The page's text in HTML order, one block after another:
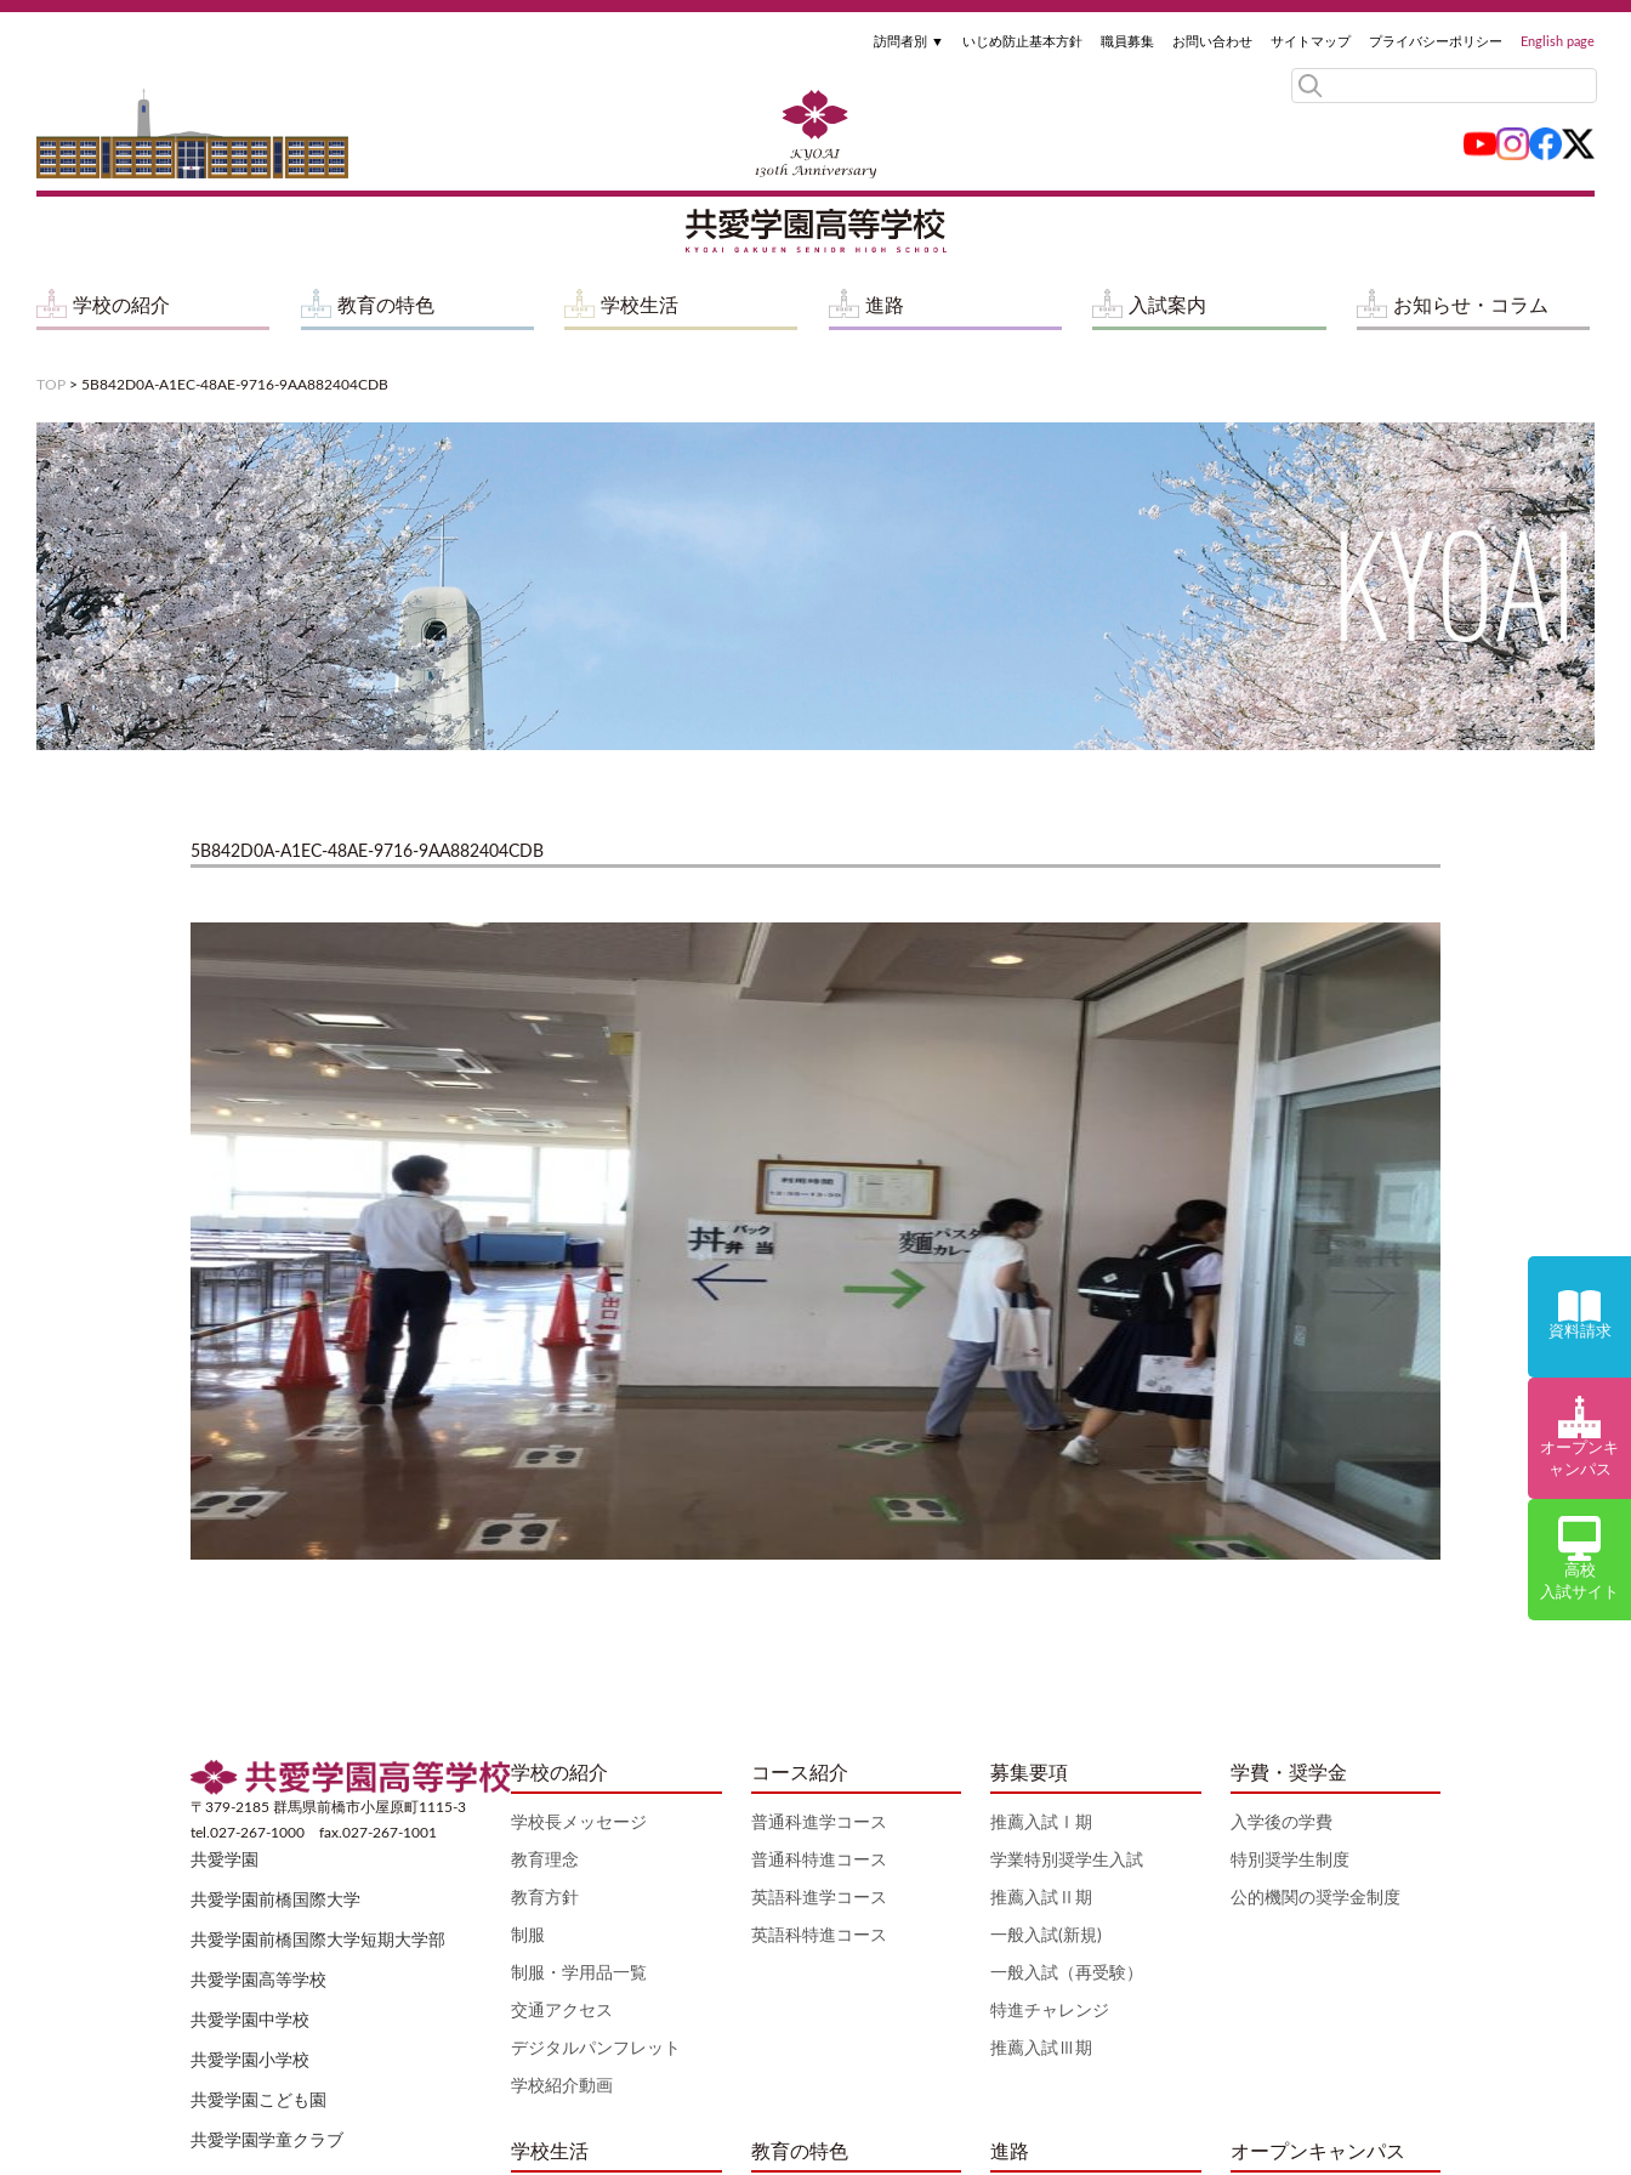
訪問者別 ▼ いじめ防止基本方針 職員募集 お問い合わせ サイトマップ プライバシーポリシー English page
学校の紹介 教育の特色 学校生活 進路 入試案内 お知らせ・コラム
TOP > 5B842D0A-A1EC-48AE-9716-9AA882404CDB
5B842D0A-A1EC-48AE-9716-9AA882404CDB
〒379-2185 群馬県前橋市小屋原町1115-3
tel.027-267-1000 fax.027-267-1001
共愛学園
共愛学園前橋国際大学
共愛学園前橋国際大学短期大学部
共愛学園高等学校
共愛学園中学校
共愛学園小学校
共愛学園こども園
共愛学園学童クラブ
学校の紹介
学校長メッセージ
教育理念
教育方針
制服
制服・学用品一覧
交通アクセス
デジタルパンフレット
学校紹介動画
学校生活
コース紹介
普通科進学コース
普通科特進コース
英語科進学コース
英語科特進コース
教育の特色
募集要項
推薦入試Ⅰ期
学業特別奨学生入試
推薦入試Ⅱ期
一般入試(新規)
一般入試（再受験）
特進チャレンジ
推薦入試Ⅲ期
進路
学費・奨学金
入学後の学費
特別奨学生制度
公的機関の奨学金制度
オープンキャンパス
資料請求
オープンキ
ャンパス
高校
入試サイト